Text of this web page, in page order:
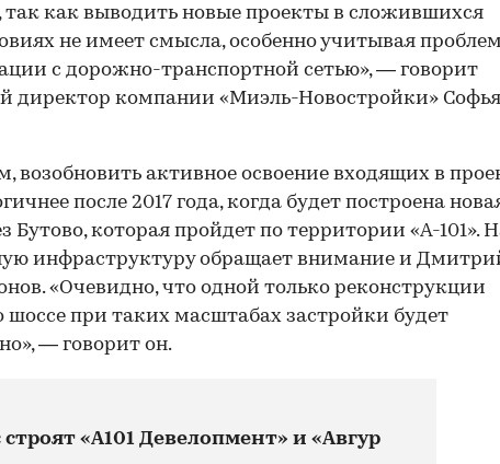
так как выводить новые проекты в сложившихся
не имеет смысла, особенно учитывая
с дорожно-транспортной сетью», — говорит
директор компании «Миэль-Новостройки» Софья
возобновить активное освоение входящих в
после 2017 года, когда будет построена
Бутово, которая пройдет по территории «А-101».
инфраструктуру обращает внимание и
«Очевидно, что одной только реконструкции
шоссе при таких масштабах застройки будет
— говорит он.
«А101 Девелопмент» и «Авгур